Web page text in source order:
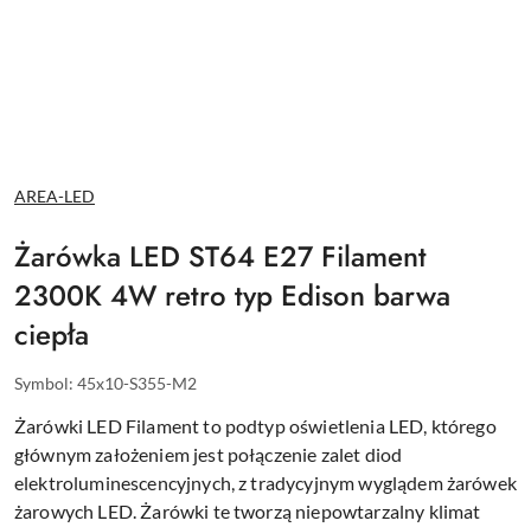
NAZWA
PRODUCENTA:
AREA-LED
Żarówka LED ST64 E27 Filament
2300K 4W retro typ Edison barwa
ciepła
Symbol: 45x10-S355-M2
Żarówki LED Filament to podtyp oświetlenia LED, którego
głównym założeniem jest połączenie zalet diod
elektroluminescencyjnych, z tradycyjnym wyglądem żarówek
żarowych LED. Żarówki te tworzą niepowtarzalny klimat